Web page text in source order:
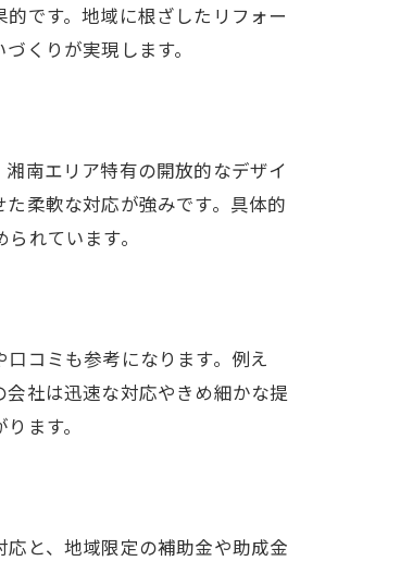
です。地域に根ざしたリフォー
くりが実現します。
南エリア特有の開放的なデザイ
柔軟な対応が強みです。具体的
れています。
コミも参考になります。例え
社は迅速な対応やきめ細かな提
ます。
と、地域限定の補助金や助成金